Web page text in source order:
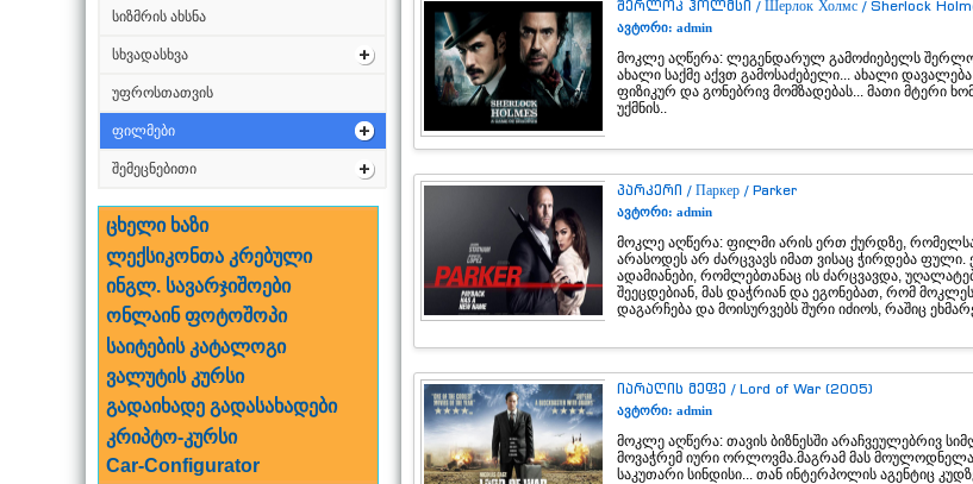
სიზმრის ახსნა
სხვადასხვა
უფროსთათვის
ფილმები
შემეცნებითი
ცხელი ხაზი
ლექსიკონთა კრებული
ინგლ. სავარჯიშოები
ონლაინ ფოტოშოპი
საიტების კატალოგი
ვალუტის კურსი
გადაიხადე გადასახადები
კრიპტო-კურსი
Car-Configurator
შერლოკ ჰოლმსი / Шерлок Холмс / Sherlock
ავტორი: admin
მოკლე აღწერა: ლეგენდარულ გამოძიებელს
ახალი საქმე აქვთ გამოსაძებელი... ახალი
ფიზიკურ და გონებრივ მომზადებას... მათი მტერი
უქმნის..
პარკერი / Паркер / Parker
ავტორი: admin
მოკლე აღწერა: ფილმი არის ერთ ქურდზე, რომელსაც
არასოდეს არ ძარცვავს იმათ ვისაც ჭირდება ფული.
ადამიანები, რომლებთანაც ის ძარცვავდა,
შეეცდებიან, მას დაჭრიან და ეგონებათ, რომ
დაგარჩება და მოისურვებს შური იძიოს, რაშიც
იარაღის მეფე / Lord of War (2005)
ავტორი: admin
მოკლე აღწერა: თავის ბიზნესში არაჩვეულებრივ
მოვაჭრემ იური ორლოვმა.მაგრამ მას
საკუთარი სინდისი... თან ინტერპოლის აგენტიც